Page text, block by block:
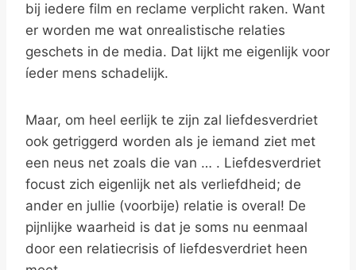
bij iedere film en reclame verplicht raken. Want
er worden me wat onrealistische relaties
geschets in de media. Dat lijkt me eigenlijk voor
íeder mens schadelijk.
Maar, om heel eerlijk te zijn zal liefdesverdriet
ook getriggerd worden als je iemand ziet met
een neus net zoals die van … . Liefdesverdriet
focust zich eigenlijk net als verliefdheid; de
ander en jullie (voorbije) relatie is overal! De
pijnlijke waarheid is dat je soms nu eenmaal
door een relatiecrisis of liefdesverdriet heen